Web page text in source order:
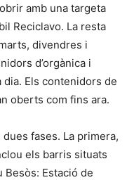
amb una targeta
Reciclavo. La resta
divendres i
d’orgànica i
Els contenidors de
oberts com fins ara.
fases. La primera,
els barris situats
Besòs: Estació de